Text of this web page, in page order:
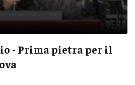
- Prima pietra per il